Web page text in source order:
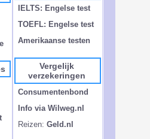
IELTS: Engelse test
TOEFL: Engelse test
Amerikaanse testen
Vergelijk
verzekeringen
Consumentenbond
Info via Wilweg.nl
Reizen: Geld.nl